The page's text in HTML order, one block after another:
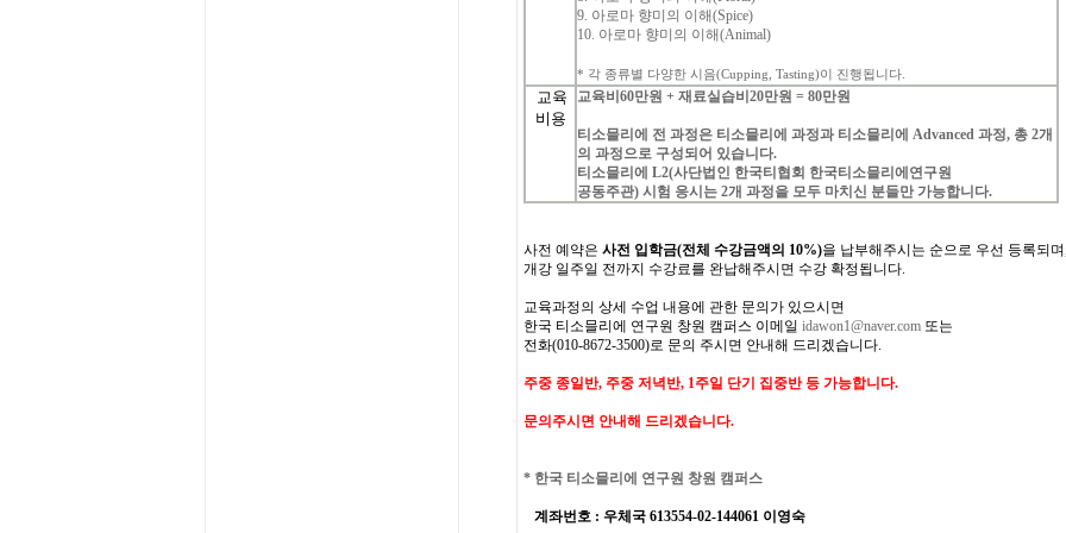
9. 아로마 향미의 이해(Spice)
10. 아로마 향미의 이해(Animal)
* 각 종류별 다양한 시음(Cupping, Tasting)이 진행됩니다
교육
비용
교육비 60만원 + 재료실습비 20만원 = 80만원
티소믈리에 전 과정은 티소믈리에 과정과 티소믈리에 Advanced 과정, 총 2개
의 과정으로 구성되어 있습니다.
티소믈리에 L2(사단법인 한국티협회 한국티소믈리에연구원
공동주관) 시험 응시는 2개 과정을 모두 마치신 분들만 가능합니다.
사전 예약은 사전 입학금(전체 수강금액의 10%)을 납부해주시는 순으로 우선 등록되며
개강 일주일 전까지 수강료를 완납해주시면 수강 확정됩니다.
교육과정의 상세 수업 내용에 관한 문의가 있으시면
한국 티소믈리에 연구원 창원 캠퍼스 이메일 idawon1@naver.com 또는
전화(010-8672-3500)로 문의 주시면 안내해 드리겠습니다.
주중 종일반, 주중 저녁반, 1주일 단기 집중반 등 가능합니다.
문의주시면 안내해 드리겠습니다.
* 한국 티소믈리에 연구원 창원 캠퍼스
계좌번호 : 우체국 613554-02-144061 이영숙